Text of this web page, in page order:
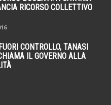
RICORSO COLLETTIVO
CONTROLLO, TANASI
IL GOVERNO ALLA